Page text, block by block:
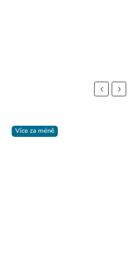
Previous
Více za méně
Next